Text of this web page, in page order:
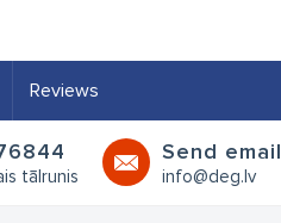
Reviews
tālrunis
Send email
info@deg.lv